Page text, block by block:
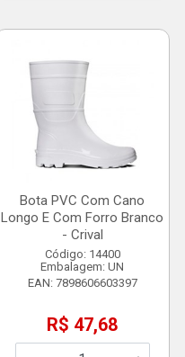
Bota PVC Com Cano
Longo E Com Forro Branco
- Crival
Código: 14400
Embalagem: UN
EAN: 7898606603397
R$ 47,68